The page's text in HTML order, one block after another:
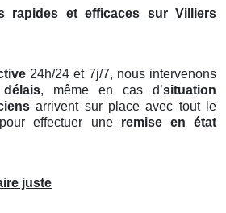
rapides et efficaces sur Villiers
24h/24 et 7j/7, nous intervenons
, même en cas d’situation
arrivent sur place avec tout le
effectuer une remise en état
juste